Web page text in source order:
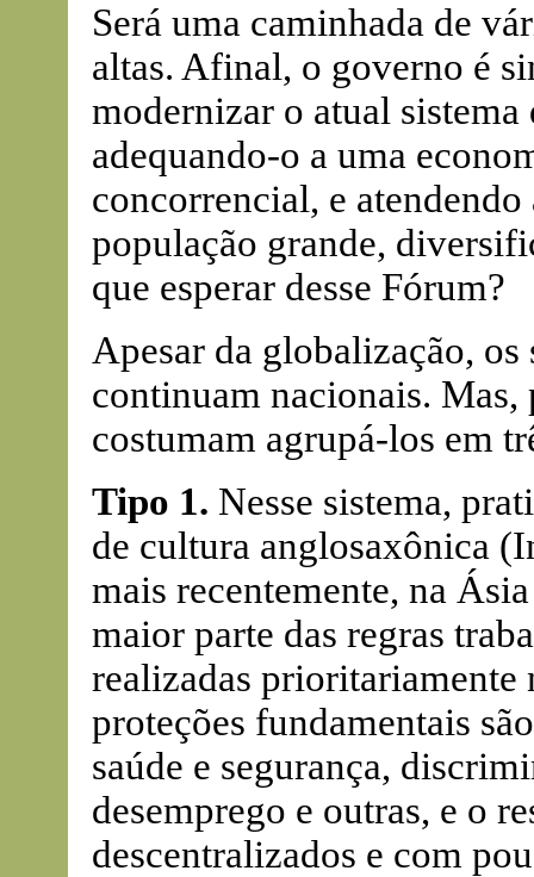
Será uma caminhada de
altas. Afinal, o governo é
modernizar o atual
adequando-o a uma
concorrencial, e atendendo
população grande,
que esperar desse Fórum?
Apesar da globalização,
continuam nacionais. Mas,
costumam agrupá-los em
Tipo 1. Nesse sistema,
de cultura anglosaxônica
mais recentemente, na
maior parte das regras
realizadas prioritariamente
proteções fundamentais
saúde e segurança,
desemprego e outras, e o
descentralizados e com